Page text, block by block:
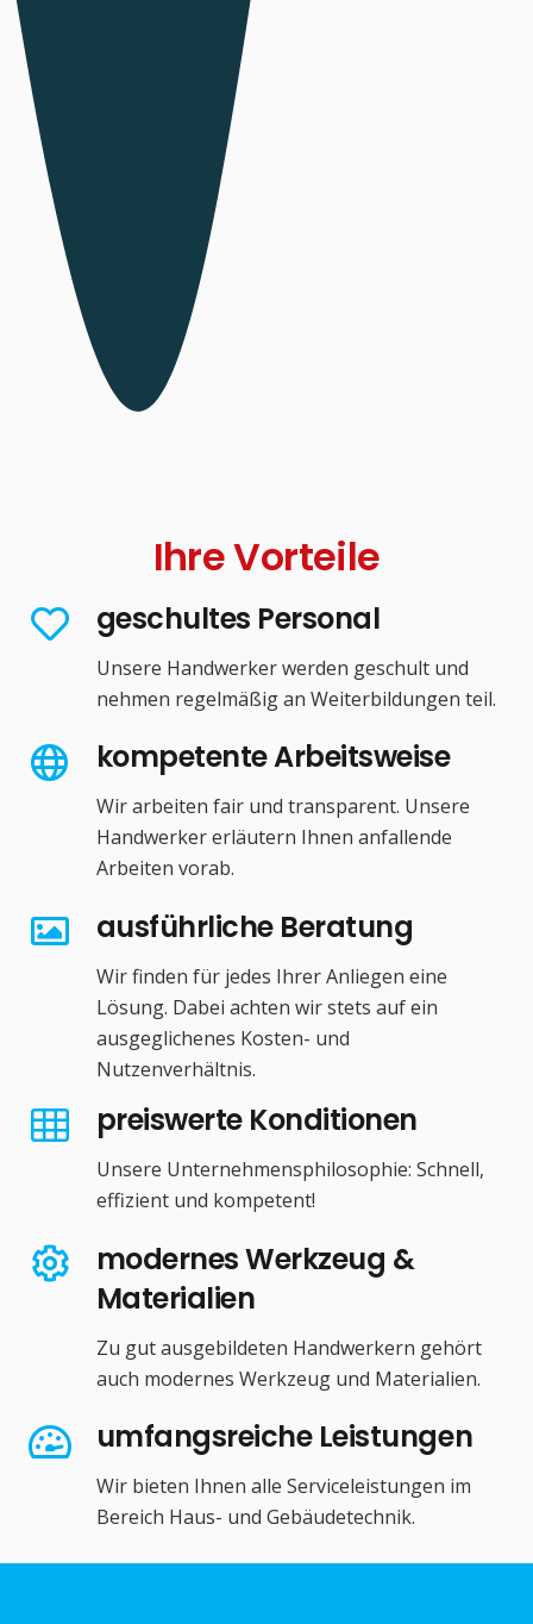
Ihre Vorteile
geschultes Personal
Unsere Handwerker werden geschult und
nehmen regelmäßig an Weiterbildungen teil.
kompetente Arbeitsweise
Wir arbeiten fair und transparent. Unsere
Handwerker erläutern Ihnen anfallende
Arbeiten vorab.
ausführliche Beratung
Wir finden für jedes Ihrer Anliegen eine
Lösung. Dabei achten wir stets auf ein
ausgeglichenes Kosten- und
Nutzenverhältnis.
preiswerte Konditionen
Unsere Unternehmensphilosophie: Schnell,
effizient und kompetent!
modernes Werkzeug &
Materialien
Zu gut ausgebildeten Handwerkern gehört
auch modernes Werkzeug und Materialien.
umfangsreiche Leistungen
Wir bieten Ihnen alle Serviceleistungen im
Bereich Haus- und Gebäudetechnik.